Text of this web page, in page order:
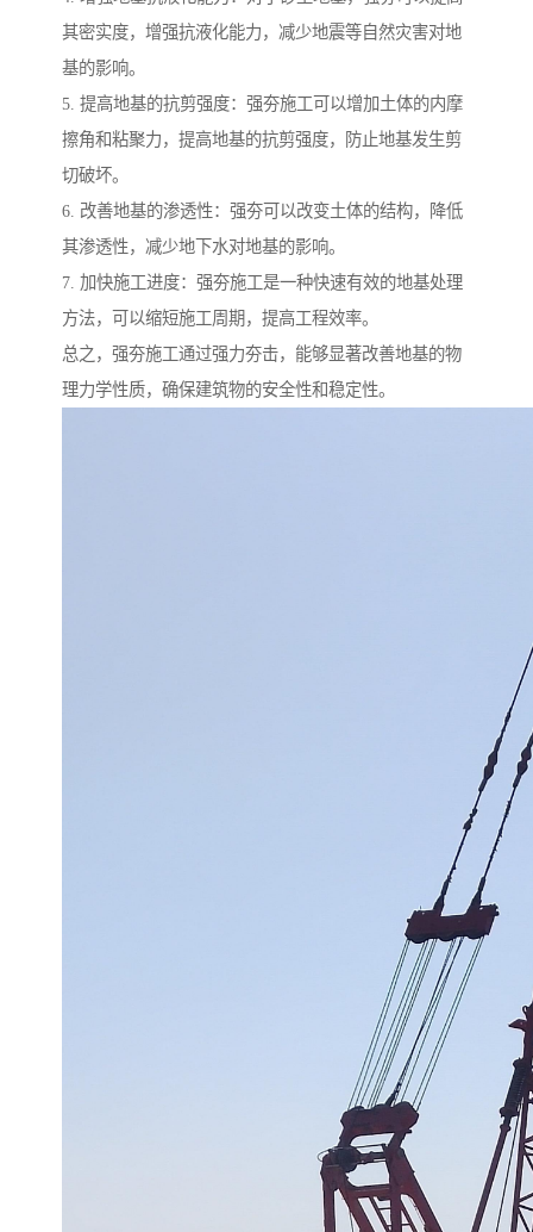
其密实度，增强抗液化能力，减少地震等自然灾害对地
基的影响。
5. 提高地基的抗剪强度：强夯施工可以增加土体的内摩
擦角和粘聚力，提高地基的抗剪强度，防止地基发生剪
切破坏。
6. 改善地基的渗透性：强夯可以改变土体的结构，降低
其渗透性，减少地下水对地基的影响。
7. 加快施工进度：强夯施工是一种快速有效的地基处理
方法，可以缩短施工周期，提高工程效率。
总之，强夯施工通过强力夯击，能够显著改善地基的物
理力学性质，确保建筑物的安全性和稳定性。